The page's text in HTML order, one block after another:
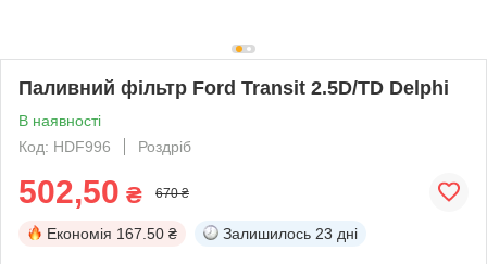
Паливний фільтр Ford Transit 2.5D/TD Delphi
В наявності
Код: HDF996
Роздріб
502,50 ₴ 670 ₴
Економія 167.50 ₴ Залишилось 23 дні